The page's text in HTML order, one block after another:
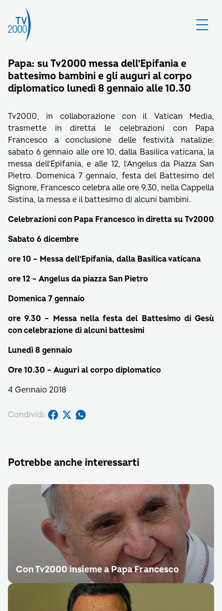
Papa: su Tv2000 messa dell’Epifania e
battesimo bambini e gli auguri al corpo
diplomatico lunedì 8 gennaio alle 10.30
Tv2000, in collaborazione con il Vatican Media,
trasmette in diretta le celebrazioni con Papa
Francesco a conclusione delle festività natalizie:
sabato 6 gennaio alle ore 10, dalla Basilica vaticana, la
messa dell’Epifania, e alle 12, l’Angelus da Piazza San
Pietro. Domenica 7 gennaio, festa del Battesimo del
Signore, Francesco celebra alle ore 9.30, nella Cappella
Sistina, la messa e il battesimo di alcuni bambini.
Celebrazioni con Papa Francesco in diretta su Tv2000
Sabato 6 dicembre
ore 10 – Messa dell’Epifania, dalla Basilica vaticana
ore 12 – Angelus da piazza San Pietro
Domenica 7 gennaio
ore 9.30 – Messa nella festa del Battesimo di Gesù
con celebrazione di alcuni battesimi
Lunedì 8 gennaio
Ore 10.30 – Auguri al corpo diplomatico
4 Gennaio 2018
Condividi:
Potrebbe anche interessarti
Con Tv2000 insieme a Papa Francesco